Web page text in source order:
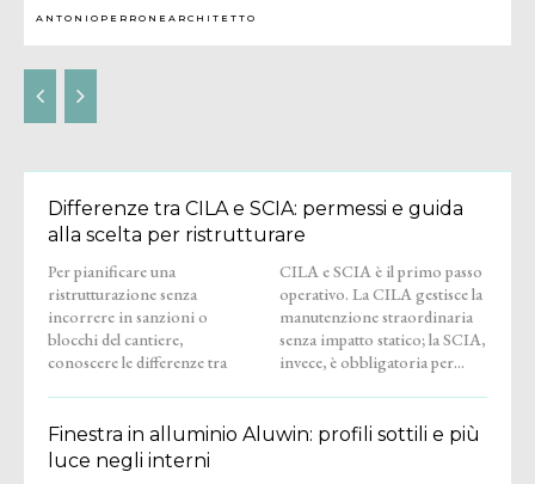
ANTONIOPERRONEARCHITETTO
Differenze tra CILA e SCIA: permessi e guida
alla scelta per ristrutturare
Per pianificare una
ristrutturazione senza
incorrere in sanzioni o
blocchi del cantiere,
conoscere le differenze tra
CILA e SCIA è il primo passo
operativo. La CILA gestisce la
manutenzione straordinaria
senza impatto statico; la SCIA,
invece, è obbligatoria per...
Finestra in alluminio Aluwin: profili sottili e più
luce negli interni